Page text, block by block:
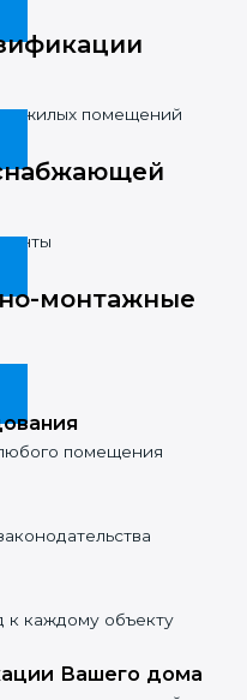
помещений
монтажные
помещения
к каждому объекту
Вашего дома